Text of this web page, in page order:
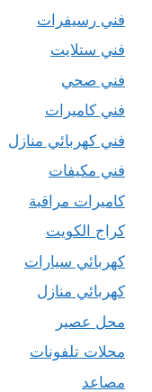
فني رسيفرات
فني ستلايت
فني صحي
فني كاميرات
فني كهربائي منازل
فني مكيفات
كاميرات مراقبة
كراج الكويت
كهربائي سيارات
كهربائي منازل
محل عصير
محلات تلفونات
مصاعد